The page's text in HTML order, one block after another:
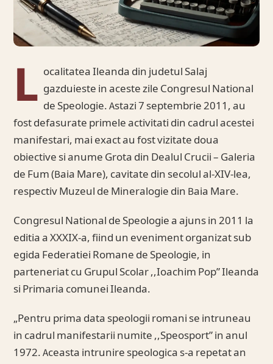
L ocalitatea Ileanda din judetul Salaj
gazduieste in aceste zile Congresul National
de Speologie. Astazi 7 septembrie 2011, au
fost defasurate primele activitati din cadrul acestei
manifestari, mai exact au fost vizitate doua
obiective si anume Grota din Dealul Crucii – Galeria
de Fum (Baia Mare), cavitate din secolul al-XIV-lea,
respectiv Muzeul de Mineralogie din Baia Mare.
Congresul National de Speologie a ajuns in 2011 la
editia a XXXIX-a, fiind un eveniment organizat sub
egida Federatiei Romane de Speologie, in
parteneriat cu Grupul Scolar ,,Ioachim Pop” Ileanda
si Primaria comunei Ileanda.
„Pentru prima data speologii romani se intruneau
in cadrul manifestarii numite ,,Speosport” in anul
1972. Aceasta intrunire speologica s-a repetat an